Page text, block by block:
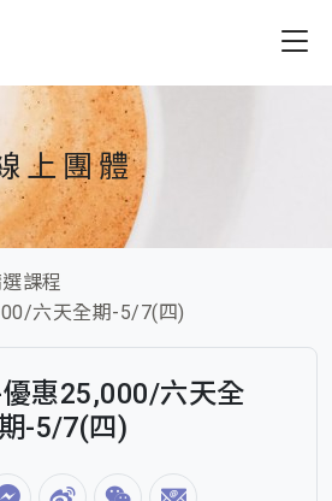
上團體
課程
六天全期-5/7(四)
惠25,000/六天全
-5/7(四)